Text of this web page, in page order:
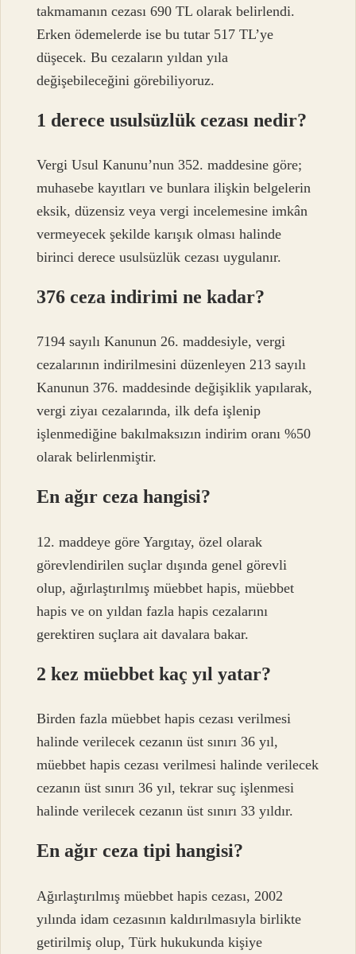
takmamanın cezası 690 TL olarak belirlendi.
Erken ödemelerde ise bu tutar 517 TL’ye
düşecek. Bu cezaların yıldan yıla
değişebileceğini görebiliyoruz.
1 derece usulsüzlük cezası nedir?
Vergi Usul Kanunu’nun 352. maddesine göre;
muhasebe kayıtları ve bunlara ilişkin belgelerin
eksik, düzensiz veya vergi incelemesine imkân
vermeyecek şekilde karışık olması halinde
birinci derece usulsüzlük cezası uygulanır.
376 ceza indirimi ne kadar?
7194 sayılı Kanunun 26. maddesiyle, vergi
cezalarının indirilmesini düzenleyen 213 sayılı
Kanunun 376. maddesinde değişiklik yapılarak,
vergi ziyaı cezalarında, ilk defa işlenip
işlenmediğine bakılmaksızın indirim oranı %50
olarak belirlenmiştir.
En ağır ceza hangisi?
12. maddeye göre Yargıtay, özel olarak
görevlendirilen suçlar dışında genel görevli
olup, ağırlaştırılmış müebbet hapis, müebbet
hapis ve on yıldan fazla hapis cezalarını
gerektiren suçlara ait davalara bakar.
2 kez müebbet kaç yıl yatar?
Birden fazla müebbet hapis cezası verilmesi
halinde verilecek cezanın üst sınırı 36 yıl,
müebbet hapis cezası verilmesi halinde verilecek
cezanın üst sınırı 36 yıl, tekrar suç işlenmesi
halinde verilecek cezanın üst sınırı 33 yıldır.
En ağır ceza tipi hangisi?
Ağırlaştırılmış müebbet hapis cezası, 2002
yılında idam cezasının kaldırılmasıyla birlikte
getirilmiş olup, Türk hukukunda kişiye